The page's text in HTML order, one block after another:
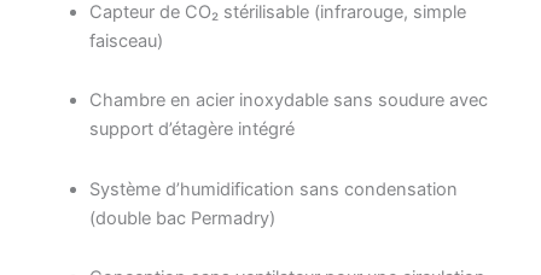
Capteur de CO₂ stérilisable (infrarouge, simple
faisceau)
Chambre en acier inoxydable sans soudure avec
support d’étagère intégré
Système d’humidification sans condensation
(double bac Permadry)